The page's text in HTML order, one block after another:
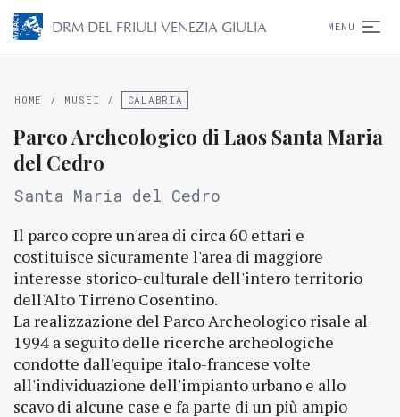
DRM DEL FRIULI VENEZIA GIULIA MENU
HOME / MUSEI / CALABRIA
Parco Archeologico di Laos Santa Maria
del Cedro
Santa Maria del Cedro
Il parco copre un'area di circa 60 ettari e
costituisce sicuramente l'area di maggiore
interesse storico-culturale dell'intero territorio
dell'Alto Tirreno Cosentino.
La realizzazione del Parco Archeologico risale al
1994 a seguito delle ricerche archeologiche
condotte dall'equipe italo-francese volte
all'individuazione dell'impianto urbano e allo
scavo di alcune case e fa parte di un più ampio